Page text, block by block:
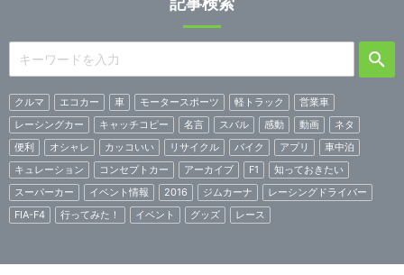
クルマ エコカー 車 モータースポーツ 軽トラック
営業車
レーシングカー
キャッチコピー 名言 スバル 感動 動画
ネタ
便利
オシャレ カッコいい リサイクル バイク アプリ
車中泊
キュレーション
コンセプトカー アーカイブ F1
知っておきたい
スーパーカー
イベント情報 2016 ジムカーナ
レーシングドライバー
FIA-F4
行ってみた！ イベント グッズ レース